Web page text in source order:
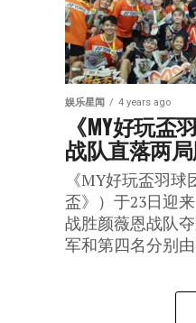
娱乐星闻 4 years ago
《MY好玩盃
战队直落两
《MY好玩盃羽
盃》）于23日迎
战胜颜薇恩战队
军和第四名分别